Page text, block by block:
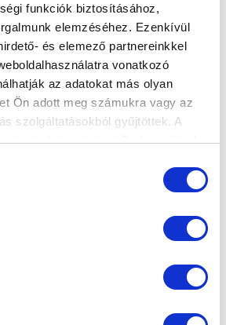
funkciók biztosításához,
elemzéséhez. Ezenkívül
és elemező partnereinkkel
vonatkozó
az adatokat más olyan
Ön adott meg számukra vagy az
szolgáltatásokból gyűjtöttek. A
folytatásával Ön hozzájárul a
2026-08-09 17:30
LABDARÚGÓ AKADÉMIA